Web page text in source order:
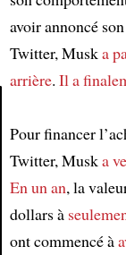
Article
avoir annoncé
Twitter, Muska
arrière. Il a
Pour financer
Twitter, Muska
En un an, la
dollars à
ont commencé à